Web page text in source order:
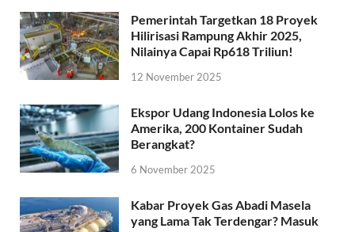
Pemerintah Targetkan 18 Proyek
Hilirisasi Rampung Akhir 2025,
Nilainya Capai Rp618 Triliun!
12 November 2025
Ekspor Udang Indonesia Lolos ke
Amerika, 200 Kontainer Sudah
Berangkat?
6 November 2025
Kabar Proyek Gas Abadi Masela
yang Lama Tak Terdengar? Masuk